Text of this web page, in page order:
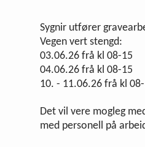
Sygnir utfører
Vegen vert stengd:
03.06.26 frå kl 08-15
04.06.26 frå kl 08-15
10. - 11.06.26 frå kl
Det vil vere mogleg
med personell på